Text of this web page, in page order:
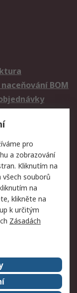
naceňování BOM
podmínky
RS
pošty
ochrany
údajů
pro
a zobrazování
Kliknutím na
všech souborů
na
klikněte na
k určitým
Zásadách